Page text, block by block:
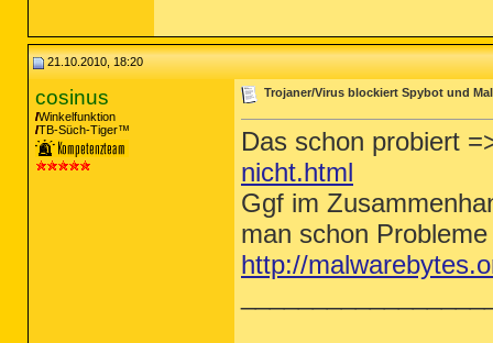
21.10.2010, 18:20
cosinus
Winkelfunktion
TB-Süch-Tiger™
Trojaner/Virus blockiert Spybot und
Das schon probiert
nicht.html
Ggf im
man schon
http://